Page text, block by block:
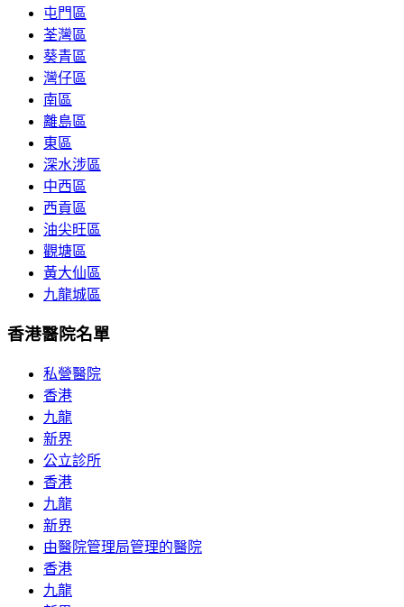
屯門區
荃灣區
葵青區
灣仔區
南區
離島區
東區
深水涉區
中西區
西貢區
油尖旺區
觀塘區
黃大仙區
九龍城區
香港醫院名單
私營醫院
香港
九龍
新界
公立診所
香港
九龍
新界
由醫院管理局管理的醫院
香港
九龍